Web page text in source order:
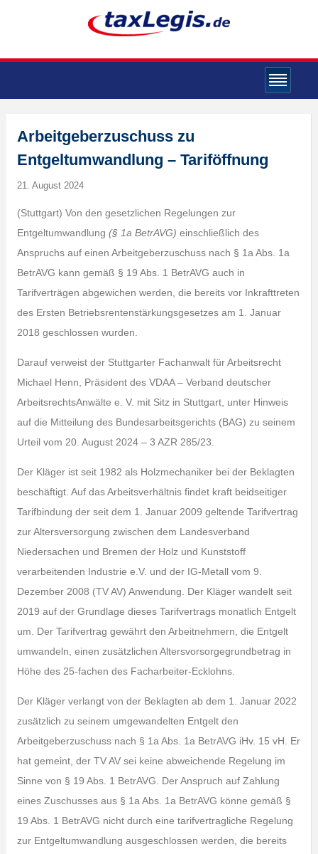
Arbeitgeberzuschuss zu
Entgeltumwandlung – Tariföffnung
21. August 2024
(Stuttgart) Von den gesetzlichen Regelungen zur
Entgeltumwandlung (§ 1a BetrAVG) einschließlich des
Anspruchs auf einen Arbeitgeberzuschuss nach § 1a Abs. 1a
BetrAVG kann gemäß § 19 Abs. 1 BetrAVG auch in
Tarifverträgen abgewichen werden, die bereits vor Inkrafttreten
des Ersten Betriebsrentenstärkungsgesetzes am 1. Januar
2018 geschlossen wurden.
Darauf verweist der Stuttgarter Fachanwalt für Arbeitsrecht
Michael Henn, Präsident des VDAA – Verband deutscher
ArbeitsrechtsAnwälte e. V. mit Sitz in Stuttgart, unter Hinweis
auf die Mitteilung des Bundesarbeitsgerichts (BAG) zu seinem
Urteil vom 20. August 2024 – 3 AZR 285/23.
Der Kläger ist seit 1982 als Holzmechaniker bei der Beklagten
beschäftigt. Auf das Arbeitsverhältnis findet kraft beidseitiger
Tarifbindung der seit dem 1. Januar 2009 geltende Tarifvertrag
zur Altersversorgung zwischen dem Landesverband
Niedersachen und Bremen der Holz und Kunststoff
verarbeitenden Industrie e.V. und der IG-Metall vom 9.
Dezember 2008 (TV AV) Anwendung. Der Kläger wandelt seit
2019 auf der Grundlage dieses Tarifvertrags monatlich Entgelt
um. Der Tarifvertrag gewährt den Arbeitnehmern, die Entgelt
umwandeln, einen zusätzlichen Altersvorsorgegrundbetrag in
Höhe des 25-fachen des Facharbeiter-Ecklohns.
Der Kläger verlangt von der Beklagten ab dem 1. Januar 2022
zusätzlich zu seinem umgewandelten Entgelt den
Arbeitgeberzuschuss nach § 1a Abs. 1a BetrAVG iHv. 15 vH. Er
hat gemeint, der TV AV sei keine abweichende Regelung im
Sinne von § 19 Abs. 1 BetrAVG. Der Anspruch auf Zahlung
eines Zuschusses aus § 1a Abs. 1a BetrAVG könne gemäß §
19 Abs. 1 BetrAVG nicht durch eine tarifvertragliche Regelung
zur Entgeltumwandlung ausgeschlossen werden, die bereits